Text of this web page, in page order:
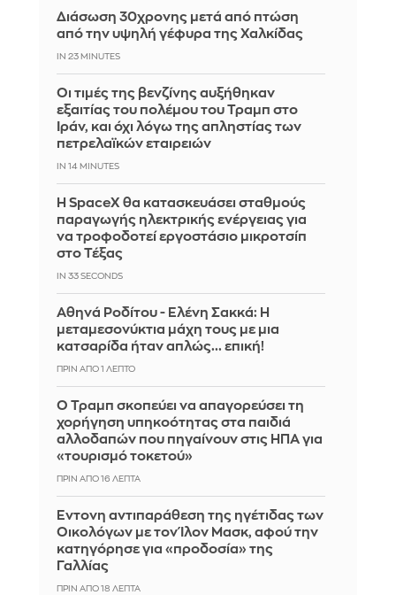
Διάσωση 30χρονης μετά από πτώση
από την υψηλή γέφυρα της Χαλκίδας
IN 22 MINUTES
Οι τιμές της βενζίνης αυξήθηκαν
εξαιτίας του πολέμου του Τραμπ στο
Ιράν, και όχι λόγω της απληστίας των
πετρελαϊκών εταιρειών
IN 14 MINUTES
Η SpaceX θα κατασκευάσει σταθμούς
παραγωγής ηλεκτρικής ενέργειας για
να τροφοδοτεί εργοστάσιο μικροτσίπ
στο Τέξας
IN 32 SECONDS
Αθηνά Ροδίτου - Ελένη Σακκά: Η
μεταμεσονύκτια μάχη τους με μια
κατσαρίδα ήταν απλώς... επική!
ΠΡΙΝ ΑΠΌ 1 ΛΕΠΤΌ
Ο Τραμπ σκοπεύει να απαγορεύσει τη
χορήγηση υπηκοότητας στα παιδιά
αλλοδαπών που πηγαίνουν στις ΗΠΑ για
«τουρισμό τοκετού»
ΠΡΙΝ ΑΠΌ 16 ΛΕΠΤΆ
Έντονη αντιπαράθεση της ηγέτιδας των
Οικολόγων με τον Ίλον Μασκ, αφού την
κατηγόρησε για «προδοσία» της
Γαλλίας
ΠΡΙΝ ΑΠΌ 18 ΛΕΠΤΆ